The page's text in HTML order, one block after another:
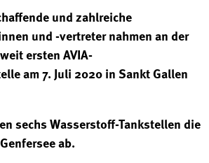
und zahlreiche
und -vertreter nahmen an der
ersten AVIA-
am 7. Juli 2020 in Sankt Gallen
sechs Wasserstoff-Tankstellen die
ab.